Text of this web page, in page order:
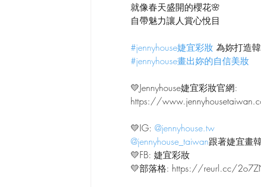
就像春天盛開的櫻花🌸
自帶魅力讓人賞心悅目
#jennyhouse婕宜彩妝 為妳打造
#jennyhouse畫出妳的自信美妝
💛Jennyhouse婕宜彩妝官網:
https://
💛IG: @jennyhouse.tw
@jennyhouse_taiwan跟著婕宜畫
💛FB: 婕宜彩妝
💛部落格: https://reurl.cc/